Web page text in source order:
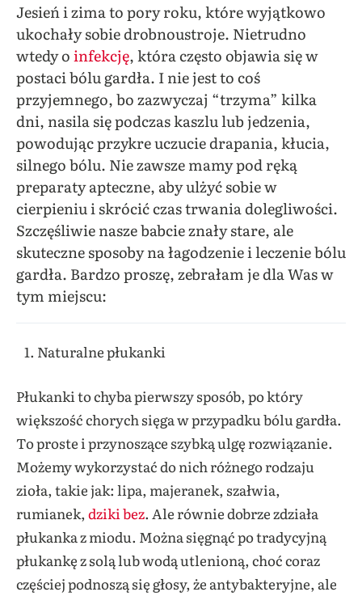
Jesień i zima to pory roku, które wyjątkowo
ukochały sobie drobnoustroje. Nietrudno
wtedy oinfekcję, któraczęstoobjawia się w
postaci bólu gardła. I nie jest to coś
przyjemnego, bo zazwyczaj “trzyma” kilka
dni, nasila się podczas kaszlu lub jedzenia,
powodując przykre uczucie drapania, kłucia,
silnego bólu. Nie zawsze mamy pod ręką
preparaty apteczne, aby ulżyć sobie w
cierpieniu i skrócić czas trwania dolegliwości.
Szczęśliwie nasze babcie znały stare, ale
skuteczne sposoby na łagodzenie i leczenie bólu
gardła. Bardzo proszę, zebrałam je dla Was w
tym miejscu:
Naturalne płukanki
Płukanki to chyba pierwszy sposób, po który
większość chorych sięga w przypadku bólu gardła.
To proste i przynoszące szybką ulgę rozwiązanie.
Możemy wykorzystać do nich różnego rodzaju
zioła, takie jak: lipa, majeranek, szałwia,
rumianek, dziki bez. Ale równie dobrze zdziała
płukanka z miodu. Można sięgnąć po tradycyjną
płukankę z solą lub wodą utlenioną, choć coraz
częściej podnoszą się głosy, że antybakteryjne, ale